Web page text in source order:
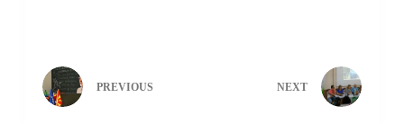
PREVIOUS NEXT